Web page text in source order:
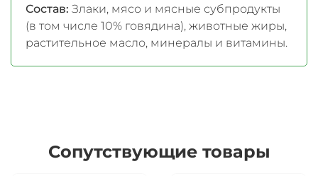
Состав: Злаки, мясо и мясные субпродукты
(в том числе 10% говядина), животные жиры,
растительное масло, минералы и витамины.
Сопутствующие товары